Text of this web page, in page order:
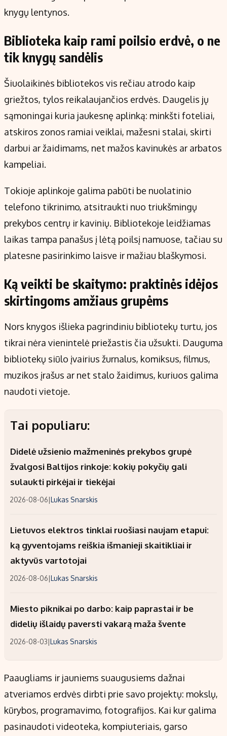
knygų lentynos.
Biblioteka kaip rami poilsio erdvė, o ne
tik knygų sandėlis
Šiuolaikinės bibliotekos vis rečiau atrodo kaip
griežtos, tylos reikalaujančios erdvės. Daugelis jų
sąmoningai kuria jaukesnę aplinką: minkšti foteliai,
atskiros zonos ramiai veiklai, mažesni stalai, skirti
darbui ar žaidimams, net mažos kavinukės ar arbatos
kampeliai.
Tokioje aplinkoje galima pabūti be nuolatinio
telefono tikrinimo, atsitraukti nuo triukšmingų
prekybos centrų ir kavinių. Bibliotekoje leidžiamas
laikas tampa panašus į lėtą poilsį namuose, tačiau su
platesne pasirinkimo laisve ir mažiau blaškymosi.
Ką veikti be skaitymo: praktinės idėjos
skirtingoms amžiaus grupėms
Nors knygos išlieka pagrindiniu bibliotekų turtu, jos
tikrai nėra vienintelė priežastis čia užsukti. Dauguma
bibliotekų siūlo įvairius žurnalus, komiksus, filmus,
muzikos įrašus ar net stalo žaidimus, kuriuos galima
naudoti vietoje.
Tai populiaru:
Didelė užsienio mažmeninės prekybos grupė
žvalgosi Baltijos rinkoje: kokių pokyčių gali
sulaukti pirkėjai ir tiekėjai
2026-08-06|Lukas Snarskis
Lietuvos elektros tinklai ruošiasi naujam etapui:
ką gyventojams reiškia išmanieji skaitikliai ir
aktyvūs vartotojai
2026-08-06|Lukas Snarskis
Miesto piknikai po darbo: kaip paprastai ir be
didelių išlaidų paversti vakarą maža švente
2026-08-03|Lukas Snarskis
Paaugliams ir jauniems suaugusiems dažnai
atveriamos erdvės dirbti prie savo projektų: mokslų,
kūrybos, programavimo, fotografijos. Kai kur galima
pasinaudoti videoteka, kompiuteriais, garso